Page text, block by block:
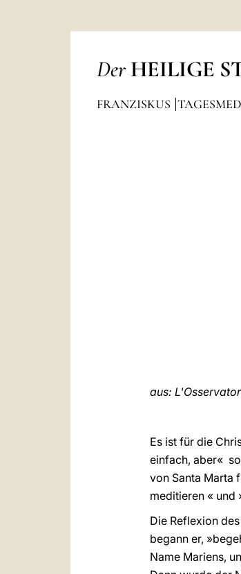
Der HEILIGE
FRANZISKUS
aus:
Es ist für die
einfach, aber« 
von Santa Marta
meditieren « und
Die Reflexion
begann er,
Name Mariens,